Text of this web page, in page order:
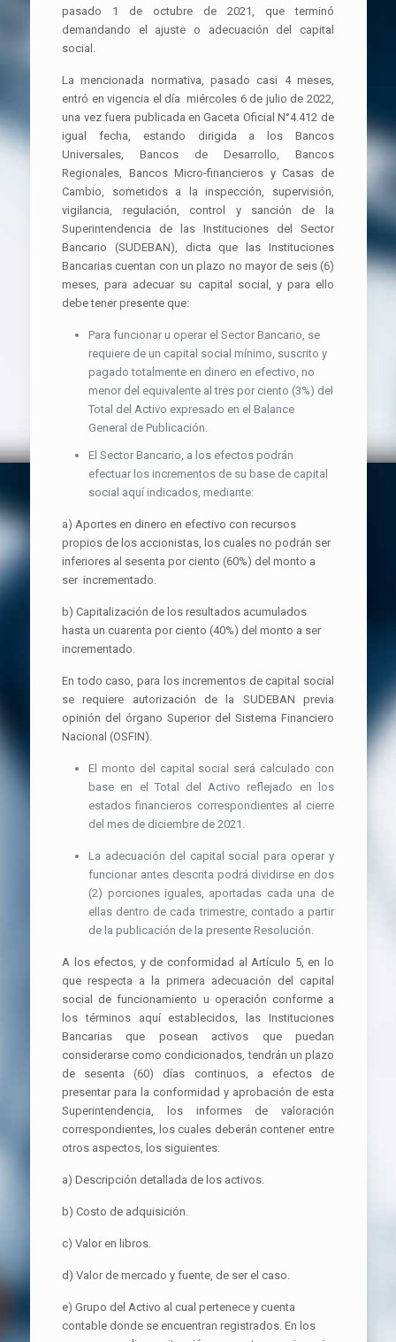
pasado 1 de octubre de 2021, que terminó
demandando el ajuste o adecuación del capital
social.
La mencionada normativa, pasado casi 4 meses,
entró en vigencia el día miércoles 6 de julio de 2022,
una vez fuera publicada en Gaceta Oficial N°4.412 de
igual fecha, estando dirigida a los Bancos
Universales, Bancos de Desarrollo, Bancos
Regionales, Bancos Micro-financieros y Casas de
Cambio, sometidos a la inspección, supervisión,
vigilancia, regulación, control y sanción de la
Superintendencia de las Instituciones del Sector
Bancario (SUDEBAN), dicta que las Instituciones
Bancarias cuentan con un plazo no mayor de seis (6)
meses, para adecuar su capital social, y para ello
debe tener presente que:
Para funcionar u operar el Sector Bancario, se
requiere de un capital social mínimo, suscrito y
pagado totalmente en dinero en efectivo, no
menor del equivalente al tres por ciento (3%) del
Total del Activo expresado en el Balance
General de Publicación.
El Sector Bancario, a los efectos podrán
efectuar los incrementos de su base de capital
social aquí indicados, mediante:
a) Aportes en dinero en efectivo con recursos
propios de los accionistas, los cuales no podrán ser
inferiores al sesenta por ciento (60%) del monto a
ser incrementado.
b) Capitalización de los resultados acumulados
hasta un cuarenta por ciento (40%) del monto a ser
incrementado.
En todo caso, para los incrementos de capital social
se requiere autorización de la SUDEBAN previa
opinión del órgano Superior del Sistema Financiero
Nacional (OSFIN).
El monto del capital social será calculado con
base en el Total del Activo reflejado en los
estados financieros correspondientes al cierre
del mes de diciembre de 2021.
La adecuación del capital social para operar y
funcionar antes descrita podrá dividirse en dos
(2) porciones iguales, aportadas cada una de
ellas dentro de cada trimestre, contado a partir
de la publicación de la presente Resolución.
A los efectos, y de conformidad al Artículo 5, en lo
que respecta a la primera adecuación del capital
social de funcionamiento u operación conforme a
los términos aquí establecidos, las Instituciones
Bancarias que posean activos que puedan
considerarse como condicionados, tendrán un plazo
de sesenta (60) días continuos, a efectos de
presentar para la conformidad y aprobación de esta
Superintendencia, los informes de valoración
correspondientes, los cuales deberán contener entre
otros aspectos, los siguientes:
a) Descripción detallada de los activos.
b) Costo de adquisición.
c) Valor en libros.
d) Valor de mercado y fuente, de ser el caso.
e) Grupo del Activo al cual pertenece y cuenta
contable donde se encuentran registrados. En los